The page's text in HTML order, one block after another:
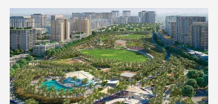
À la découverte des sites historiques de Dubaï : un
voyage à travers le temps
Les 7 meilleurs restaurants de Dubai Creek
Harbour où dîner
Les meilleures écoles de Dubai Marina : un guide